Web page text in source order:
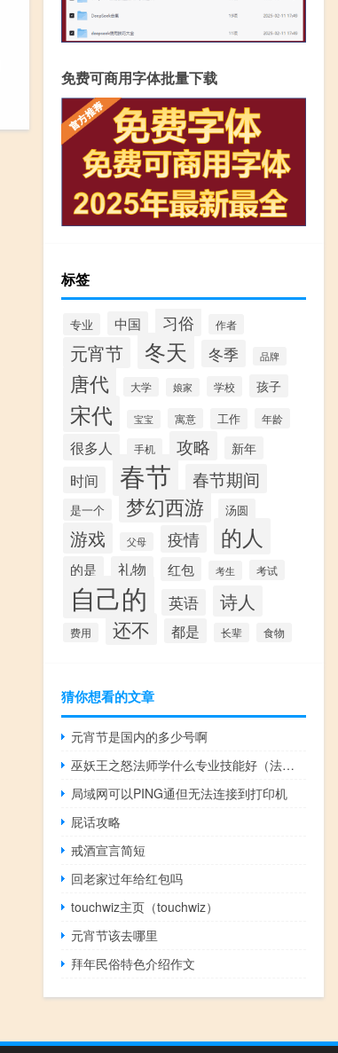
免费可商用字体批量下载
标签
专业 中国 习俗 作者
元宵节 冬天 冬季 品牌
唐代 大学 娘家 学校 孩子
宋代 宝宝 寓意 工作 年龄
很多人 手机 攻略 新年
时间 春节 春节期间
是一个 梦幻西游 汤圆
游戏 父母 疫情 的人
的是 礼物 红包 考生 考试
自己的 英语 诗人
费用 还不 都是 长辈 食物
猜你想看的文章
元宵节是国内的多少号啊
巫妖王之怒法师学什么专业技能好（法师学什么专业技能好）
局域网可以PING通但无法连接到打印机
屁话攻略
戒酒宣言简短
回老家过年给红包吗
touchwiz主页（touchwiz）
元宵节该去哪里
拜年民俗特色介绍作文